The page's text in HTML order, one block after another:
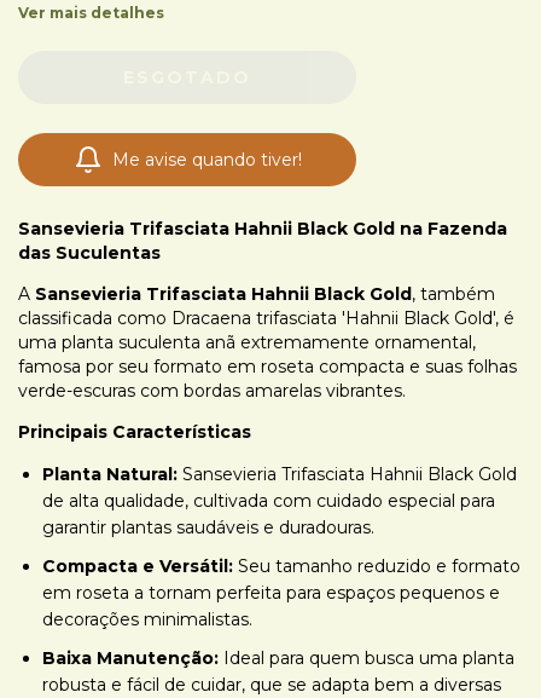
Ver mais detalhes
Me avise quando tiver!
Sansevieria Trifasciata Hahnii Black Gold na Fazenda
das Suculentas
A Sansevieria Trifasciata Hahnii Black Gold, também
classificada como Dracaena trifasciata 'Hahnii Black Gold', é
uma planta suculenta anã extremamente ornamental,
famosa por seu formato em roseta compacta e suas folhas
verde-escuras com bordas amarelas vibrantes.
Principais Características
Planta Natural: Sansevieria Trifasciata Hahnii Black Gold
de alta qualidade, cultivada com cuidado especial para
garantir plantas saudáveis e duradouras.
Compacta e Versátil: Seu tamanho reduzido e formato
em roseta a tornam perfeita para espaços pequenos e
decorações minimalistas.
Baixa Manutenção: Ideal para quem busca uma planta
robusta e fácil de cuidar, que se adapta bem a diversas